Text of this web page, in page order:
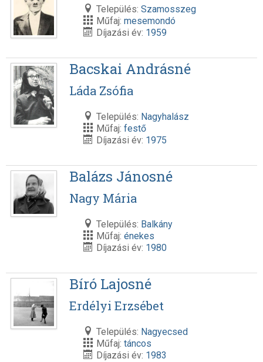
Település: Szamosszeg
Műfaj: mesemondó
Díjazási év: 1959
Bacskai Andrásné
Láda Zsófia
Település: Nagyhalász
Műfaj: festő
Díjazási év: 1975
Balázs Jánosné
Nagy Mária
Település: Balkány
Műfaj: énekes
Díjazási év: 1980
Bíró Lajosné
Erdélyi Erzsébet
Település: Nagyecsed
Műfaj: táncos
Díjazási év: 1983